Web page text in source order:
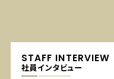
STAFF INTERVIEW
社員インタビュー